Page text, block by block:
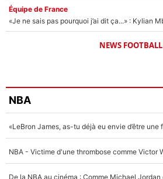
Équipe de France
NEWS FOOTBALL
NBA